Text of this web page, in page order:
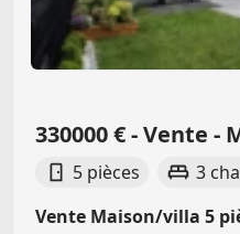
330000 € - Vente -
5 pièces 3
Vente Maison/villa 5